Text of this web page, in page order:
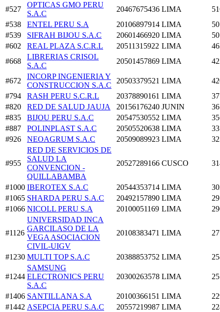
#527
OPTICAS GMO PERU
S.A.C
20467675436 LIMA
#538
ENTEL PERU S.A 20106897914 LIMA
#539
SIFRAH BIJOU S.A.C 20601466920 LIMA
#602
REAL PLAZA S.C.R.L 20511315922 LIMA
#668
LIBRERIAS CRISOL
S.A.C
20501457869 LIMA
#672
INCORP INGENIERIA Y
CONSTRUCCION S.A.C
20503379521 LIMA
#794
RASH PERU S.C.R.L 20378890161 LIMA
#820
RED DE SALUD JAUJA 20156176240 JUNIN
#835
BIJOU PERU S.A.C 20547530552 LIMA
#887
POLINPLAST S.A.C 20505520638 LIMA
#926
NEOAGRUM S.A.C 20509089923 LIMA
#955
RED DE SERVICIOS DE
SALUD LA
CONVENCION -
QUILLABAMBA
20527289166 CUSCO
#1000 IBEROTEX S.A.C 20544353714 LIMA
#1065 SHARDA PERU S.A.C 20492157890 LIMA
#1066 NICOLL PERU S.A 20100051169 LIMA
#1126
UNIVERSIDAD INCA
GARCILASO DE LA
VEGA ASOCIACION
CIVIL-UIGV
20108383471 LIMA
#1230 MULTI TOP S.A.C 20388853752 LIMA
#1244
SAMSUNG
ELECTRONICS PERU
S.A.C
20300263578 LIMA
#1406 SANTILLANA S.A 20100366151 LIMA
#1442 ASEPCIA PERU S.A.C 20557219987 LIMA